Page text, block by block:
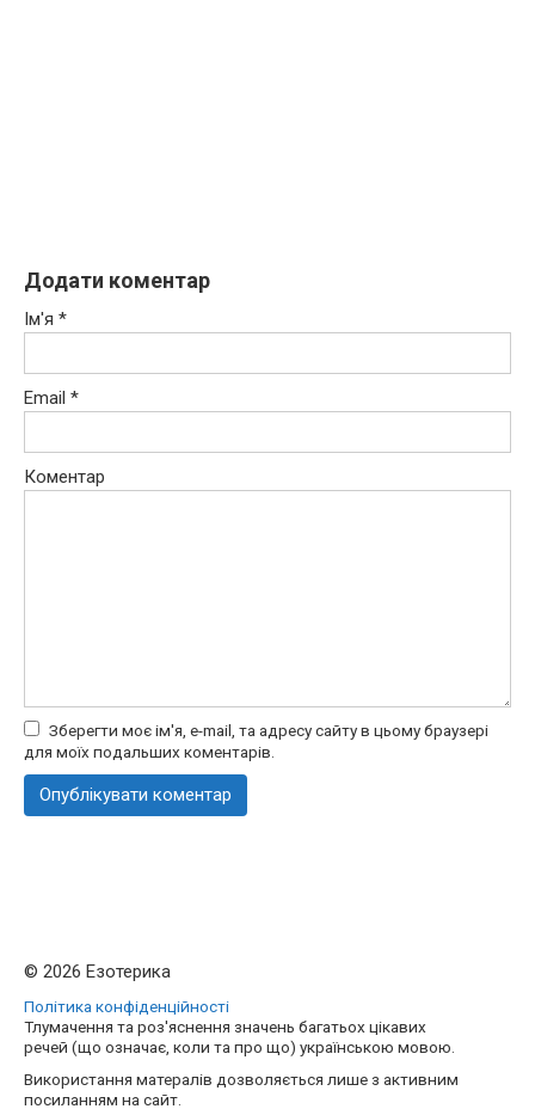
Додати коментар
Ім'я *
Email *
Коментар
Зберегти моє ім'я, e-mail, та адресу сайту в цьому браузері
для моїх подальших коментарів.
© 2026 Езотерика
Політика конфіденційності
Тлумачення та роз'яснення значень багатьох цікавих
речей (що означає, коли та про що) українською мовою.
Використання матералів дозволяється лише з активним
посиланням на сайт.